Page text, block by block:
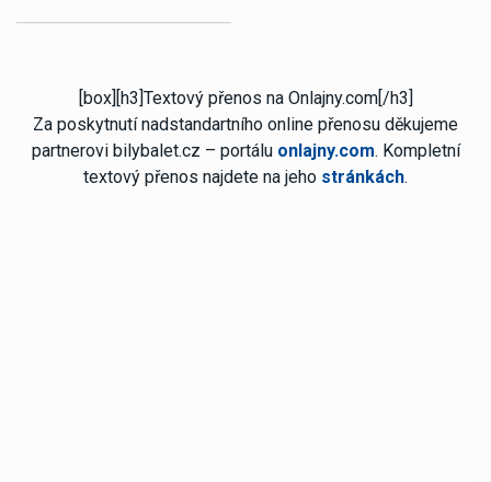
[box][h3]Textový přenos na Onlajny.com[/h3]
Za poskytnutí nadstandartního online přenosu děkujeme
partnerovi bilybalet.cz – portálu onlajny.com. Kompletní
textový přenos najdete na jeho stránkách.